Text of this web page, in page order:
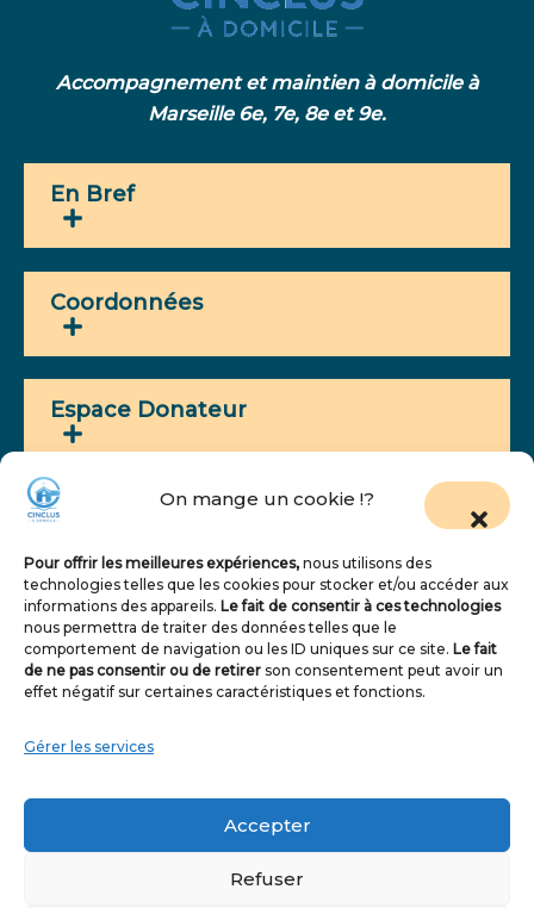
On mange un cookie !?
Pour offrir les meilleures expériences, nous utilisons des
technologies telles que les cookies pour stocker et/ou accéder aux
informations des appareils. Le fait de consentir à ces technologies
nous permettra de traiter des données telles que le
comportement de navigation ou les ID uniques sur ce site. Le fait
de ne pas consentir ou de retirer son consentement peut avoir un
effet négatif sur certaines caractéristiques et fonctions.
Gérer les services
Accepter
Refuser
Accompagnement et maintien à domicile à
Marseille 6e, 7e, 8e et 9e.
En Bref
Coordonnées
Espace Donateur
Votre adresse email est utilisée uniquement pour
vous envoyer des informations utiles sur nos
services d’aide à domicile. Vous pouvez vous
désinscrire à tout moment.
S'inscrire